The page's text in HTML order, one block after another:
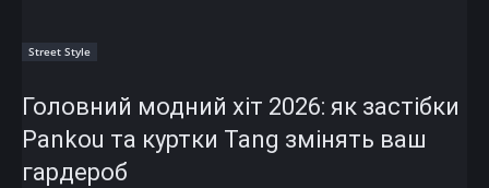
Street Style
Головний модний хіт 2026: як застібки
Pankou та куртки Tang змінять ваш
гардероб